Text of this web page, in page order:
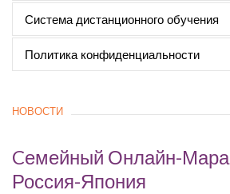
Система дистанционного обучения
Политика конфиденциальности
НОВОСТИ
Cемейный Онлайн-
Россия-Япония